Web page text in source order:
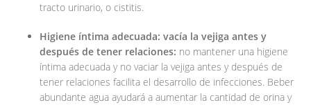
tracto urinario, o cistitis.
Higiene íntima adecuada: vacía la vejiga antes y
después de tener relaciones: no mantener una higiene
íntima adecuada y no vaciar la vejiga antes y después de
tener relaciones facilita el desarrollo de infecciones. Beber
abundante agua ayudará a aumentar la cantidad de orina y